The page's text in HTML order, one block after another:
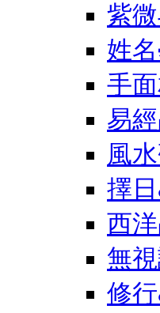
紫
姓
手
易
風
擇
西
無
修